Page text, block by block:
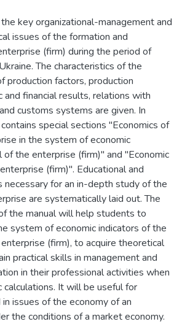
key organizational-management and
issues of the formation and
(firm) during the period of
The characteristics of the
production factors, production
and financial results, relations with
customs systems are given. In
special sections "Economics of
in the system of economic
the enterprise (firm)" and "Economic
(firm)". Educational and
necessary for an in-depth study of the
are systematically laid out. The
the manual will help students to
system of economic indicators of the
(firm), to acquire theoretical
practical skills in management and
in their professional activities when
calculations. It will be useful for
issues of the economy of an
the conditions of a market economy.